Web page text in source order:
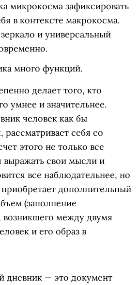
микрокосма зафиксировать
в контексте макрокосма.
и универсальный
много функций.
делает того, кто
умнее и значительнее.
человек как бы
рассматривает себя со
этого не только все
выражать свои мысли и
все наблюдательнее, но
дополнительный
(заполнение
возникшего между двумя
и его образ в
дневник — это документ